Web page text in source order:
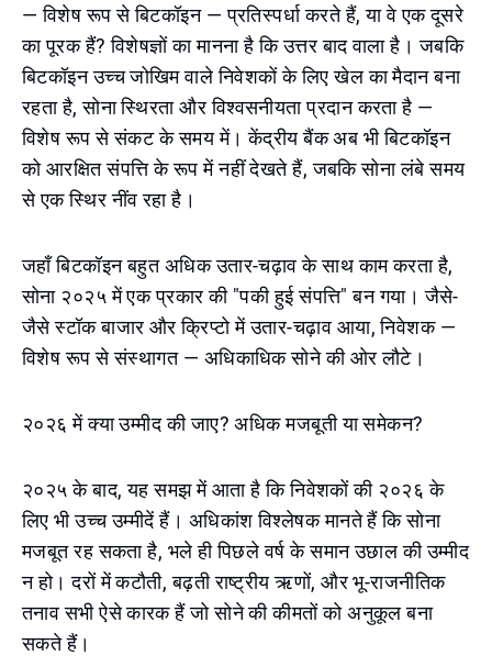
— विशेष रूप से बिटकॉइन — प्रतिस्पर्धा करते हैं, या वे एक दूसरे
का पूरक हैं? विशेषज्ञों का मानना है कि उत्तर बाद वाला है। जबकि
बिटकॉइन उच्च जोखिम वाले निवेशकों के लिए खेल का मैदान बना
रहता है, सोना स्थिरता और विश्वसनीयता प्रदान करता है —
विशेष रूप से संकट के समय में। केंद्रीय बैंक अब भी बिटकॉइन
को आरक्षित संपत्ति के रूप में नहीं देखते हैं, जबकि सोना लंबे समय
से एक स्थिर नींव रहा है।
जहाँ बिटकॉइन बहुत अधिक उतार-चढ़ाव के साथ काम करता है,
सोना २०२५ में एक प्रकार की "पकी हुई संपत्ति" बन गया। जैसे-
जैसे स्टॉक बाजार और क्रिप्टो में उतार-चढ़ाव आया, निवेशक —
विशेष रूप से संस्थागत — अधिकाधिक सोने की ओर लौटे।
२०२६ में क्या उम्मीद की जाए? अधिक मजबूती या समेकन?
२०२५ के बाद, यह समझ में आता है कि निवेशकों की २०२६ के
लिए भी उच्च उम्मीदें हैं। अधिकांश विश्लेषक मानते हैं कि सोना
मजबूत रह सकता है, भले ही पिछले वर्ष के समान उछाल की उम्मीद
न हो। दरों में कटौती, बढ़ती राष्ट्रीय ऋणों, और भू-राजनीतिक
तनाव सभी ऐसे कारक हैं जो सोने की कीमतों को अनुकूल बना
सकते हैं।